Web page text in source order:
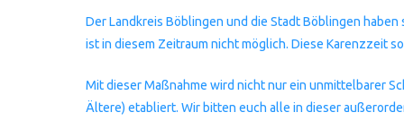
Der Landkreis Böblingen und die Stadt Böblingen
ist in diesem Zeitraum nicht möglich. Diese Karenzzeit
Mit dieser Maßnahme wird nicht nur ein unmittelbarer
Ältere) etabliert. Wir bitten euch alle in dieser